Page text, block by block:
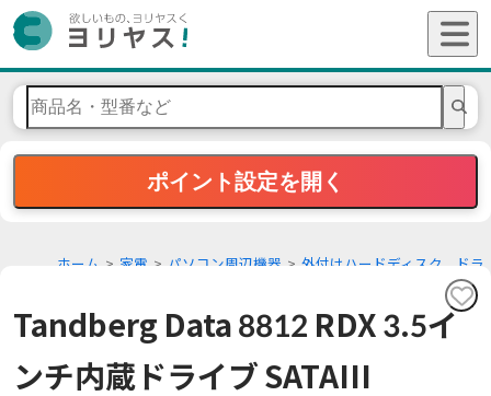
ポイント設定を開く
ホーム 家電 パソコン周辺機器
外付けハードディスク、ドラ
Tandberg Data 8812 RDX 3.5イ
ンチ内蔵ドライブ SATAIII